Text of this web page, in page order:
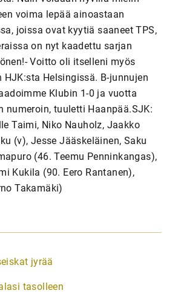
voima lepää ainoastaan
joissa ovat kyytiä saaneet TPS,
on nyt kaadettu sarjan
Voitto oli itselleni myös
HJK:sta Helsingissä. B-junnujen
Klubin 1-0 ja vuotta
numeroin, tuuletti Haanpää.SJK:
Taimi, Niko Nauholz, Jaakko
(v), Jesse Jääskeläinen, Saku
(46. Teemu Penninkangas),
Kukila (90. Eero Rantanen),
Takamäki)
jyrää
tasolleen